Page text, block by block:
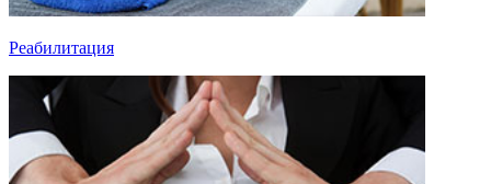
Реабилитация